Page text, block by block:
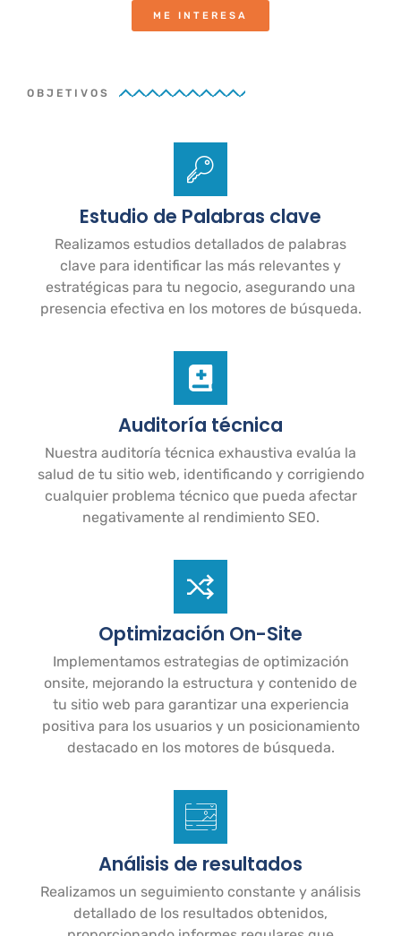
OBJETIVOS
Estudio de Palabras clave
Realizamos estudios detallados de palabras
clave para identificar las más relevantes y
estratégicas para tu negocio, asegurando una
presencia efectiva en los motores de búsqueda.
Auditoría técnica
Nuestra auditoría técnica exhaustiva evalúa la
salud de tu sitio web, identificando y corrigiendo
cualquier problema técnico que pueda afectar
negativamente al rendimiento SEO.
Optimización On-Site
Implementamos estrategias de optimización
onsite, mejorando la estructura y contenido de
tu sitio web para garantizar una experiencia
positiva para los usuarios y un posicionamiento
destacado en los motores de búsqueda.
Análisis de resultados
Realizamos un seguimiento constante y análisis
detallado de los resultados obtenidos,
ME INTERESA